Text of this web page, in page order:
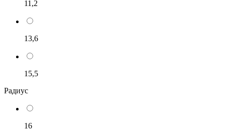
11,2
13,6
15,5
Радиус
16